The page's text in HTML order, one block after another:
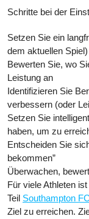
Schritte bei der
Setzen Sie ein
dem aktuellen Spiel)
Bewerten Sie, wo
Leistung an
Identifizieren Sie
verbessern (oder
Setzen Sie
haben, um zu
Entscheiden Sie
bekommen”
Überwachen,
Für viele Athleten
Teil Southampton
Ziel zu erreichen.